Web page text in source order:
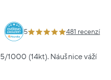
5 481 recenzí
1000 (14kt). Náušnice váží